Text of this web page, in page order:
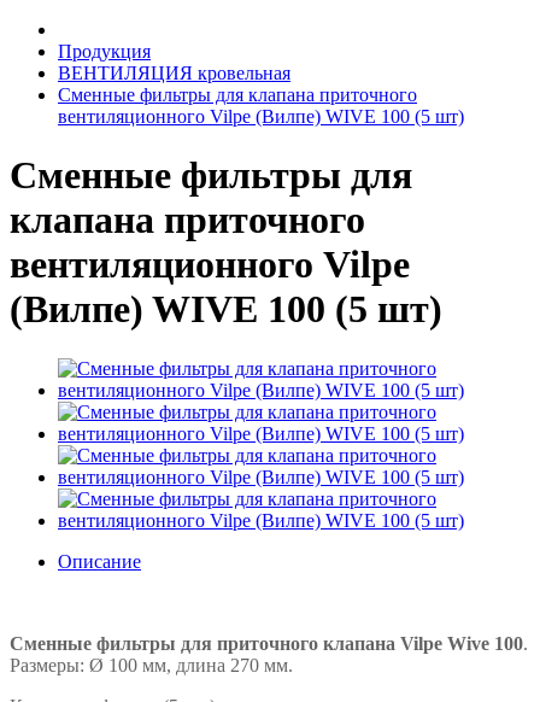
Продукция
ВЕНТИЛЯЦИЯ кровельная
Сменные фильтры для клапана приточного
вентиляционного Vilpe (Вилпе) WIVE 100 (5 шт)
Сменные фильтры для
клапана приточного
вентиляционного Vilpe
(Вилпе) WIVE 100 (5 шт)
Описание
Сменные фильтры для приточного клапана Vilpe Wive 100.
Размеры: Ø 100 мм, длина 270 мм.